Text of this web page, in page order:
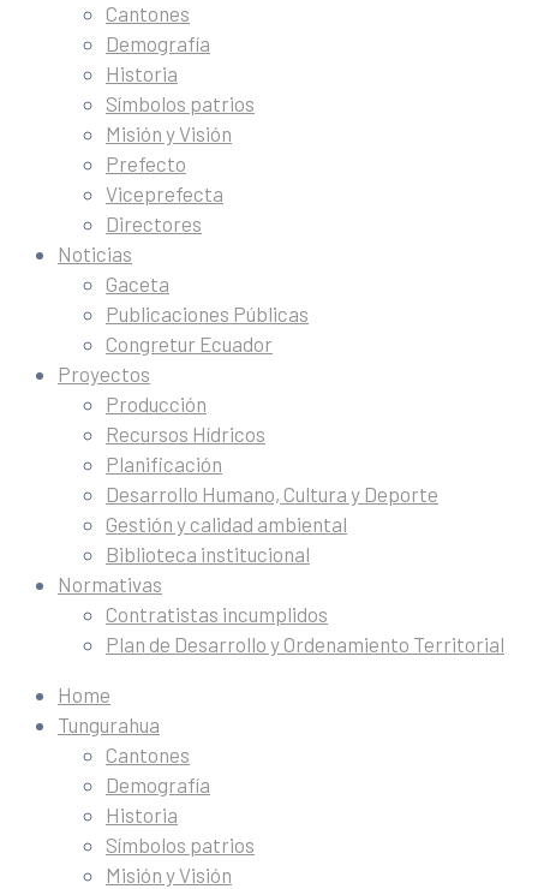
Cantones
Demografía
Historia
Símbolos patrios
Misión y Visión
Prefecto
Viceprefecta
Directores
Noticias
Gaceta
Publicaciones Públicas
Congretur Ecuador
Proyectos
Producción
Recursos Hídricos
Planificación
Desarrollo Humano, Cultura y Deporte
Gestión y calidad ambiental
Biblioteca institucional
Normativas
Contratistas incumplidos
Plan de Desarrollo y Ordenamiento Territorial
Home
Tungurahua
Cantones
Demografía
Historia
Símbolos patrios
Misión y Visión